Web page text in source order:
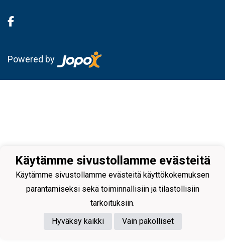
Powered by
Käytämme sivustollamme evästeitä
Käytämme sivustollamme evästeitä käyttökokemuksen
parantamiseksi sekä toiminnallisiin ja tilastollisiin
tarkoituksiin.
Hyväksy kaikki
Vain pakolliset